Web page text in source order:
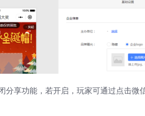
分享功能，若开启，玩家可通过点击